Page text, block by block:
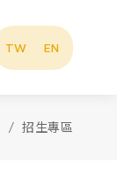
TW EN
招生專區